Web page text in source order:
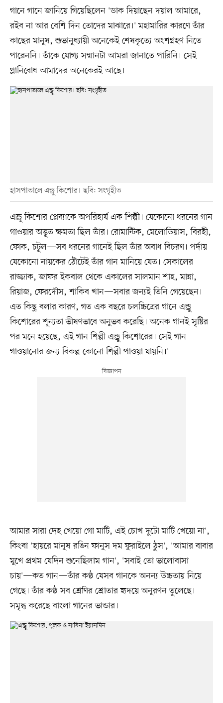
গানে গানে জানিয়ে গিয়েছিলেন 'ডাক দিয়াছেন দয়াল আমারে,
রইব না আর বেশি দিন তোদের মাঝারে।' মহামারির কারণে তাঁর
কাছের মানুষ, শুভানুধ্যায়ী অনেকেই শেষকৃত্যে অংশগ্রহণ নিতে
পারেননি। তাঁকে যোগ্য সম্মানটা আমরা জানাতে পারিনি। সেই
গ্লানিবোধ আমাদের অনেকেরই আছে।
হাসপাতালে এন্ড্রু কিশোর। ছবি: সংগৃহীত
এন্ড্রু কিশোর প্লেব্যাকে অপরিহার্য এক শিল্পী। যেকোনো ধরনের গান
গাওয়ার অদ্ভুত ক্ষমতা ছিল তাঁর। রোমান্টিক, মেলোডিয়াস, বিরহী,
ফোক, চটুল—সব ধরনের গানেই ছিল তাঁর অবাধ বিচরণ। পর্দায়
যেকোনো নায়কের ঠোঁটেই তাঁর গান মানিয়ে যেত। সেকালের
রাজ্জাক, জাফর ইকবাল থেকে একালের সালমান শাহ, মান্না,
রিয়াজ, ফেরদৌস, শাকিব খান—সবার জন্যই তিনি গেয়েছেন।
এত কিছু বলার কারণ, গত এক বছরে চলচ্চিত্রের গানে এন্ড্রু
কিশোরের শূন্যতা ভীষণভাবে অনুভব করেছি। অনেক গানই সৃষ্টির
পর মনে হয়েছে, এই গান শিল্পী এন্ড্রু কিশোরের। সেই গান
গাওয়ানোর জন্য বিকল্প কোনো শিল্পী পাওয়া যায়নি।'
আমার সারা দেহ খেয়ো গো মাটি, এই চোখ দুটো মাটি খেয়ো না',
কিংবা 'হায়রে মানুষ রঙিন ফানুস দম ফুরাইলে ঠুস', 'আমার বাবার
মুখে প্রথম যেদিন শুনেছিলাম গান', 'সবাই তো ভালোবাসা
চায়'—কত গান—তাঁর কণ্ঠ যেসব গানকে অনন্য উচ্চতায় নিয়ে
গেছে। তাঁর কণ্ঠ সব শ্রেণির শ্রোতার হৃদয়ে অনুরণন তুলেছে।
সমৃদ্ধ করেছে বাংলা গানের ভান্ডার।